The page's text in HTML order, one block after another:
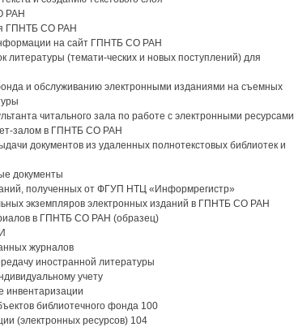
РАН
ГПНТБ СО РАН
на сайт ГПНТБ СО РАН
литературы (темати-ческих и новых поступлений) для
и обслуживанию электронными изданиями на съемных
читального зала по работе с электронными ресурсами
залом в ГПНТБ СО РАН
документов из удаленных полнотекстовых библиотек и
документы
полученных от ФГУП НТЦ «Информрегистр»
экземпляров электронных изданий в ГПНТБ СО РАН
в ГПНТБ СО РАН (образец)
журналов
иностранной литературы
учету
инвентаризации
библиотечного фонда 100
(электронных ресурсов) 104